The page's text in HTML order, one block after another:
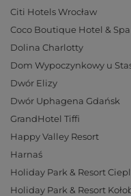
Citi Hotels Wrocław
Coco Boutique Hotel & Spa
Dolina Charlotty
Dom Wypoczynkowy u
Dwór Elizy
Dwór Uphagena Gdańsk
GrandHotel Tiffi
Happy Valley Resort
Harnaś
Holiday Park & Resort
Holiday Park & Resort